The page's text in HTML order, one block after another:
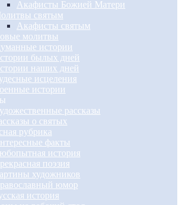
Акафисты Божией Матери
святым
Акафисты святым
молитвы
истории
былых дней
наших дней
исцеления
истории
рассказы
о святых
рубрика
факты
история
поэзия
художников
юмор
история